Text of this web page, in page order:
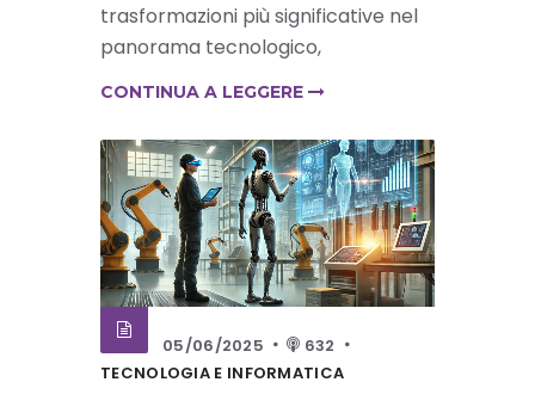
trasformazioni più significative nel
panorama tecnologico,
CONTINUA A LEGGERE
05/06/2025
632
TECNOLOGIA E INFORMATICA